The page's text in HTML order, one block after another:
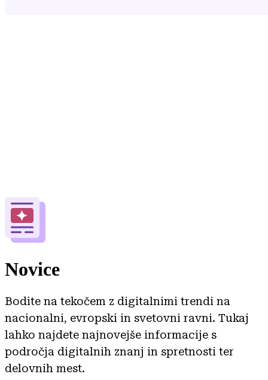
Novice
Bodite na tekočem z digitalnimi trendi na
nacionalni, evropski in svetovni ravni. Tukaj
lahko najdete najnovejše informacije s
področja digitalnih znanj in spretnosti ter
delovnih mest.